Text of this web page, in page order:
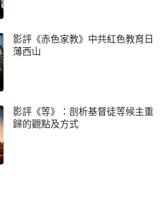
，為什麼我這麼努力拼搏，就
了，讓我看見了人生的奧祕，我
些話都是我的真實寫照，我深
折服，今天看這部電影真的冥
讓我找到了脫離痛苦煎熬的路
屢屢挫敗，心裡對神產生了誤
神怎麼不祝福他、幫助他找到
的相信與順服，認為自己沒有幹
影評《赤色家教》中共紅色教育日
薄西山
影評《等》：剖析基督徒等候主重
歸的觀點及方式